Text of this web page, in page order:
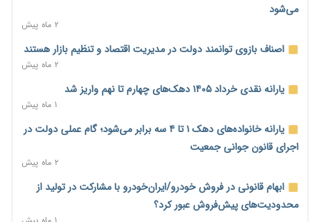
دولت مسئولیت احراز اهلیت کارت‌های بازرگانی را از اتاق گرفت؛
۱۱ ساعت پیش
بانک مرکزی برای تسهیل تجارت خارجی و تأمین مالی پروژه‌ها به
شبکه بانکی فراخوان داد + فیلم
دولت در حال تأمین منابع جدید برای افزایش اعتبار کالابرگ؛
جزئیات به‌زودی اعلام می‌شود
گسترش چتر بیمه‌ای برای مشاغل نوپدید؛ بیش از ۲۸۰ هزار فرهنگی
مدارس غیردولتی بیمه شدند
می‌شود
۲ ماه پیش
اصناف بازوی توانمند دولت در مدیریت اقتصاد و تنظیم بازار هستند
۲ ماه پیش
یارانه نقدی خرداد ۱۴۰۵ دهک‌های چهارم تا نهم واریز شد
۱ ماه پیش
یارانه خانواده‌های دهک ۱ تا ۴ سه برابر می‌شود؛ گام عملی دولت در
اجرای قانون جوانی جمعیت
۲ ماه پیش
ابهام قانونی در فروش خودرو/ایران‌خودرو با مشارکت در تولید از
محدودیت‌های پیش‌فروش عبور کرد؟